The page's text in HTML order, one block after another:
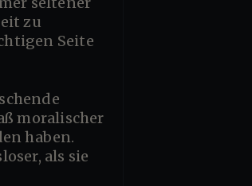
zu
Seite
moralischer
haben.
als sie